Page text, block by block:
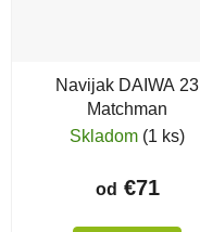
Navijak DAIWA 23
Matchman
Skladom (1 ks)
od €71